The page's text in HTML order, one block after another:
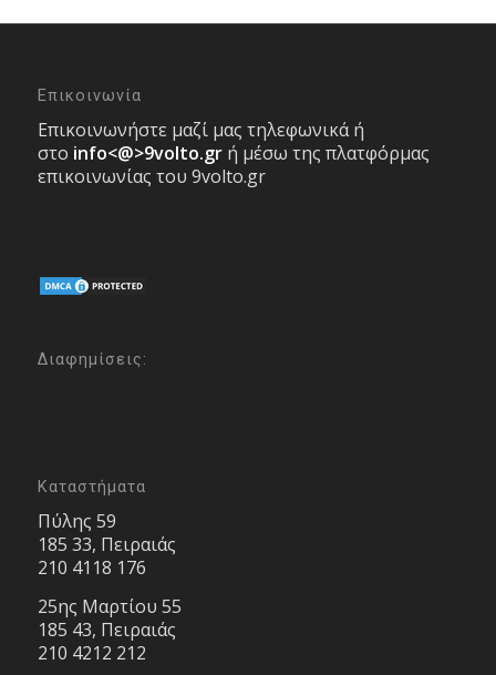
Επικοινωνία
Επικοινωνήστε μαζί μας τηλεφωνικά ή
στο info<@>9volto.gr ή μέσω της πλατφόρμας
επικοινωνίας του 9volto.gr
Διαφημίσεις:
Καταστήματα
Πύλης 59
185 33, Πειραιάς
210 4118 176
25ης Μαρτίου 55
185 43, Πειραιάς
210 4212 212